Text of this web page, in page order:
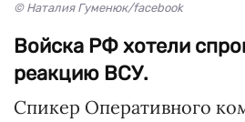
© Наталия Гуменюк/facebook
Войска РФ хотели
реакцию ВСУ.
Спикер Оперативного